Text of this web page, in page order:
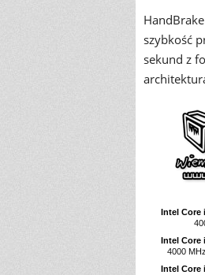
szybkość
sekund z
Intel Core
Intel Core
4000
Intel Core